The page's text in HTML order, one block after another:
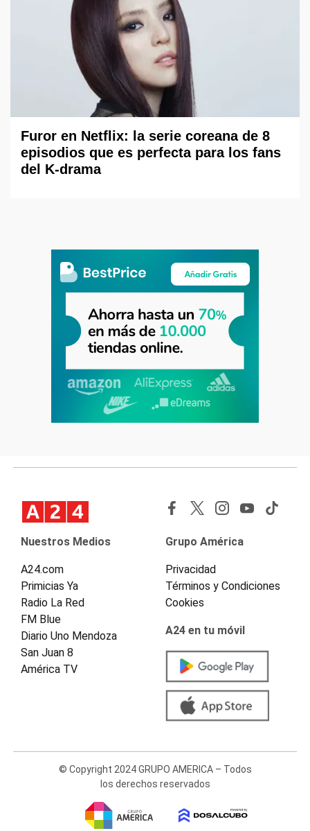
Furor en Netflix: la serie coreana de 8
episodios que es perfecta para los fans
del K-drama
Nuestros Medios
A24.com
Primicias Ya
Radio La Red
FM Blue
Diario Uno Mendoza
San Juan 8
América TV
Grupo América
Privacidad
Términos y Condiciones
Cookies
A24 en tu móvil
© Copyright 2024 GRUPO AMERICA – Todos
los derechos reservados